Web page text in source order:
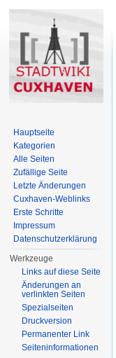
Hauptseite
Kategorien
Alle Seiten
Zufällige Seite
Letzte Änderungen
Cuxhaven-Weblinks
Erste Schritte
Impressum
Datenschutzerklärung
Werkzeuge
Links auf diese Seite
Änderungen an
verlinkten Seiten
Spezialseiten
Druckversion
Permanenter Link
Seiten­informationen